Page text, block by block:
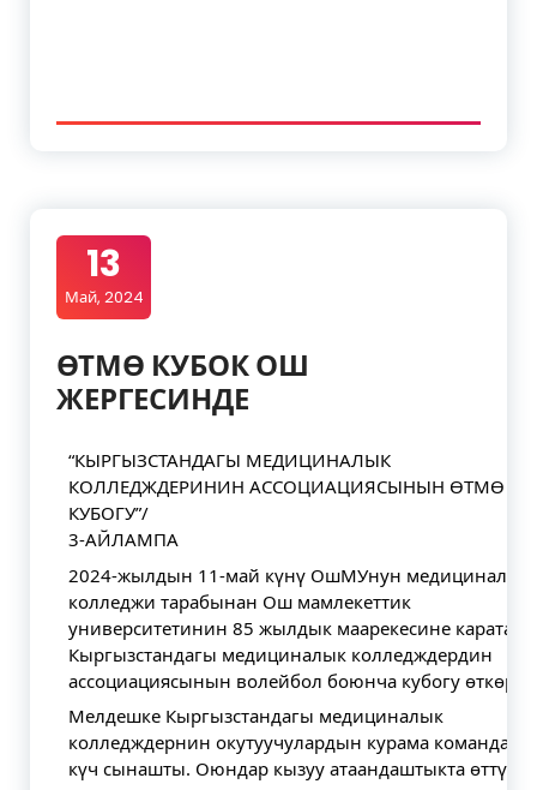
13
Май, 2024
ӨТМӨ КУБОК ОШ
ЖЕРГЕСИНДЕ
“КЫРГЫЗСТАНДАГЫ МЕДИЦИНАЛЫК
КОЛЛЕДЖДЕРИНИН АССОЦИАЦИЯСЫНЫН ӨТМӨ
КУБОГУ”/
3-АЙЛАМПА
2024-жылдын 11-май күнү ОшМУнун медициналык
колледжи тарабынан Ош мамлекеттик
университетинин 85 жылдык маарекесине карата
Кыргызстандагы медициналык колледждердин
ассоциациясынын волейбол боюнча кубогу
Мелдешке Кыргызстандагы медициналык
колледждернин окутуучулардын курама
күч сынашты. Оюндар кызуу атаандаштыкта өттү.